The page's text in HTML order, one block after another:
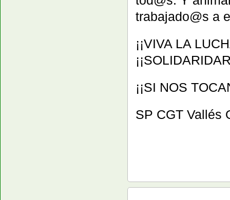
trabajado@s a
¡¡VIVA LA
¡¡SI NOS
SP CGT Vallés